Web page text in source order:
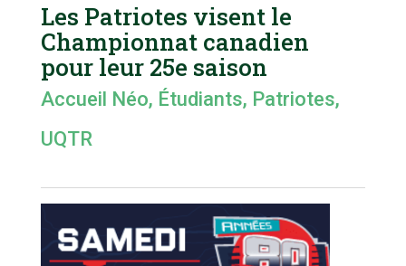
Les Patriotes visent le
Championnat canadien
pour leur 25e saison
Accueil Néo, Étudiants, Patriotes,
UQTR